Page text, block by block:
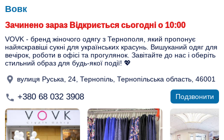
Вовк
Зачинено зараз Відкриється сьогодні о 10:00
VOVK - бренд жіночого одягу з Тернополя, який пропонує
найяскравіші сукні для українських красунь. Вишуканий одяг для
вечірок, роботи в офісі та прогулянок. Завітайте до нас і оберіть
стильний образ для будь-якої події! 💖
вулиця Руська, 24, Тернопіль, Тернопільська область, 46001
+380 68 032 3908 Подзвонити